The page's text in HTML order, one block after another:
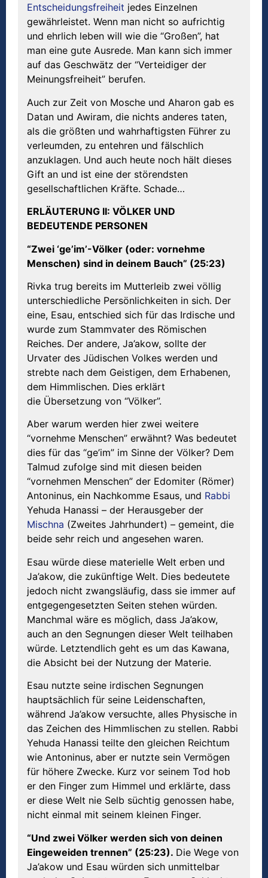
Entscheidungsfreiheit jedes Einzelnen
gewährleistet. Wenn man nicht so aufrichtig
und ehrlich leben will wie die “Großen”, hat
man eine gute Ausrede. Man kann sich immer
auf das Geschwätz der “Verteidiger der
Meinungsfreiheit” berufen.
Auch zur Zeit von Mosche und Aharon gab es
Datan und Awiram, die nichts anderes taten,
als die größten und wahrhaftigsten Führer zu
verleumden, zu entehren und fälschlich
anzuklagen. Und auch heute noch hält dieses
Gift an und ist eine der störendsten
gesellschaftlichen Kräfte. Schade…
ERLÄUTERUNG II: VÖLKER UND
BEDEUTENDE PERSONEN
“Zwei ‘ge’im’-Völker (oder: vornehme
Menschen) sind in deinem Bauch” (25:23)
Rivka trug bereits im Mutterleib zwei völlig
unterschiedliche Persönlichkeiten in sich. Der
eine, Esau, entschied sich für das Irdische und
wurde zum Stammvater des Römischen
Reiches. Der andere, Ja’akow, sollte der
Urvater des Jüdischen Volkes werden und
strebte nach dem Geistigen, dem Erhabenen,
dem Himmlischen. Dies erklärt
die Übersetzung von “Völker”.
Aber warum werden hier zwei weitere
“vornehme Menschen” erwähnt? Was bedeutet
dies für das “ge’im” im Sinne der Völker? Dem
Talmud zufolge sind mit diesen beiden
“vornehmen Menschen” der Edomiter (Römer)
Antoninus, ein Nachkomme Esaus, und Rabbi
Yehuda Hanassi – der Herausgeber der
Mischna (Zweites Jahrhundert) – gemeint, die
beide sehr reich und angesehen waren.
Esau würde diese materielle Welt erben und
Ja’akow, die zukünftige Welt. Dies bedeutete
jedoch nicht zwangsläufig, dass sie immer auf
entgegengesetzten Seiten stehen würden.
Manchmal wäre es möglich, dass Ja’akow,
auch an den Segnungen dieser Welt teilhaben
würde. Letztendlich geht es um das Kawana,
die Absicht bei der Nutzung der Materie.
Esau nutzte seine irdischen Segnungen
hauptsächlich für seine Leidenschaften,
während Ja’akow versuchte, alles Physische in
das Zeichen des Himmlischen zu stellen. Rabbi
Yehuda Hanassi teilte den gleichen Reichtum
wie Antoninus, aber er nutzte sein Vermögen
für höhere Zwecke. Kurz vor seinem Tod hob
er den Finger zum Himmel und erklärte, dass
er diese Welt nie Selb süchtig genossen habe,
nicht einmal mit seinem kleinen Finger.
“Und zwei Völker werden sich von deinen
Eingeweiden trennen” (25:23). Die Wege von
Ja’akow und Esau würden sich unmittelbar